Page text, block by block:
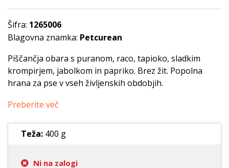
Šifra: 1265006
Blagovna znamka: Petcurean
Piščančja obara s puranom, raco, tapioko, sladkim
krompirjem, jabolkom in papriko. Brez žit. Popolna
hrana za pse v vseh življenskih obdobjih.
Preberite več
Teža: 400 g
Ni na zalogi